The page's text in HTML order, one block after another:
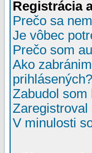
Registrácia
Prečo sa
Je vôbec
Prečo som
Ako
prihlásených?
Zabudol som
V minulosti